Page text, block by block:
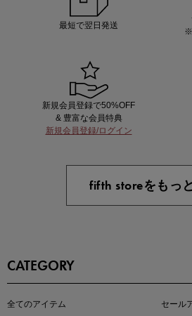
即戦力アイテム続々対象
最短で翌日発送
※
新規会員登録で50%OFF
& 豊富な会員特典
新規会員登録/ログイン
fifth storeをもっ
CATEGORY
全てのアイテム
セール